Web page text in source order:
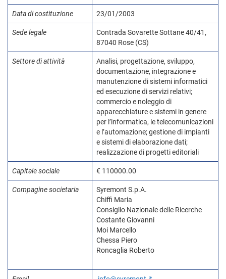
Data di costituzione 23/01/2003
Sede legale
Contrada Sovarette Sottane 40/41,
87040 Rose (CS)
Settore di attività
Analisi, progettazione, sviluppo,
documentazione, integrazione e
manutenzione di sistemi informatici
ed esecuzione di servizi relativi;
commercio e noleggio di
apparecchiature e sistemi in genere
per l’informatica, le telecomunicazioni
e l’automazione; gestione di impianti
e sistemi di elaborazione dati;
realizzazione di progetti editoriali
Capitale sociale € 110000.00
Compagine societaria
Syremont S.p.A.
Chiffi Maria
Consiglio Nazionale delle Ricerche
Costante Giovanni
Moi Marcello
Chessa Piero
Roncaglia Roberto